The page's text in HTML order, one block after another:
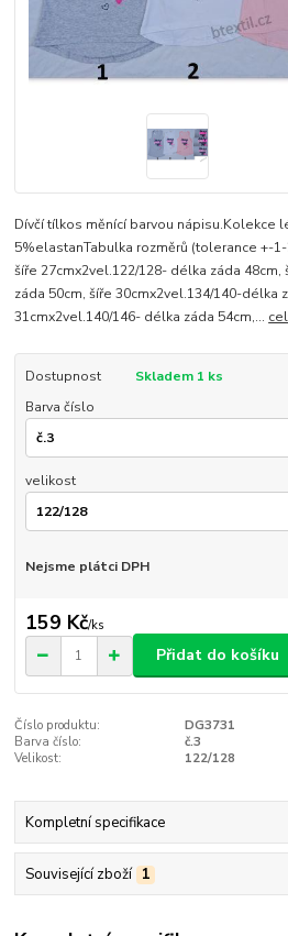
Dívčí tílkos měnící barvou nápisu.Kolekce
5%elastanTabulka rozměrů (tolerance +-
šíře 27cmx2vel.122/128- délka záda
záda 50cm, šíře 30cmx2vel.134/140-délka
31cmx2vel.140/146- délka záda 54cm,...
Dostupnost
Skladem 1 ks
Barva číslo
velikost
Nejsme plátci DPH
159 Kč/ks
Přidat do košíku
Číslo produktu:
DG3731
Barva číslo:
č.3
Velikost:
122/128
Kompletní specifikace
Související zboží 1